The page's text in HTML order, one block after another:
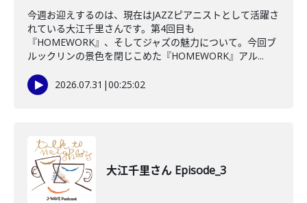
今週お迎えするのは、現在はJAZZピアニストとして活躍さ
れている大江千里さんです。第4回目も
『HOMEWORK』、そしてジャズの魅力について。今回ブ
ルックリンの景色を閉じこめた『HOMEWORK』アル...
2026.07.31 |00:25:02
大江千里さん Episode_3